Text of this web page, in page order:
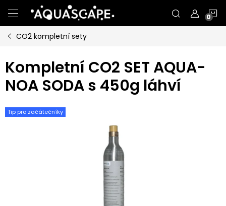
na
obsah
CO2 kompletní sety
Kompletní CO2 SET AQUA-
NOA SODA s 450g láhví
Tip pro začátečníky